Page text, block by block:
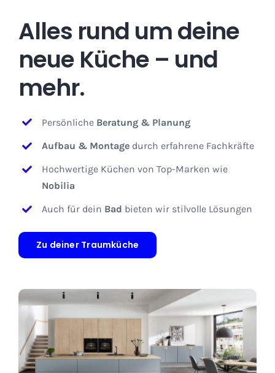
Alles rund um deine
neue Küche – und
mehr.
Persönliche Beratung & Planung
Aufbau & Montage durch erfahrene Fachkräfte
Hochwertige Küchen von Top-Marken wie
Nobilia
Auch für dein Bad bieten wir stilvolle Lösungen
Zu deiner Traumküche